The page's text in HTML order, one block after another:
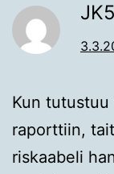
Kun
raporttiin,
riskaabeli